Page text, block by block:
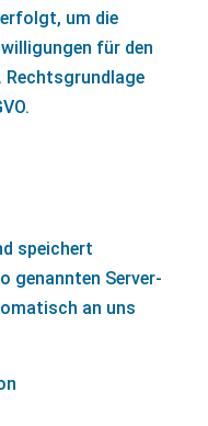
um die
für den
Rechtsgrundlage
speichert
genannten Server-
an uns